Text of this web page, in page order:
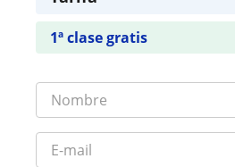
1ª clase gratis